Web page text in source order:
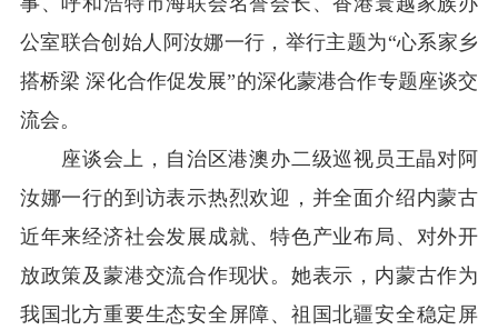
公室联合创始人阿汝娜一行，举行主题为“心系家乡
搭桥梁 深化合作促发展”的深化蒙港合作专题座谈交
流会。
座谈会上，自治区港澳办二级巡视员王晶对阿
汝娜一行的到访表示热烈欢迎， 并全面介绍内蒙古
近年来经济社会发展成就、特色产业布局、对外开
放政策及蒙港交流合作现状。她表示，内蒙古作为
我国北方重要生态安全屏障、祖国北疆安全稳定屏